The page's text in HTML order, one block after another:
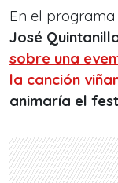
En el
José
sobre una
la canción
animaría el